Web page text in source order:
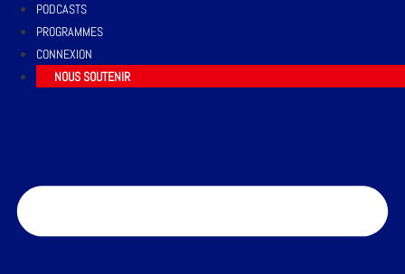
PODCASTS
PROGRAMMES
CONNEXION
NOUS SOUTENIR